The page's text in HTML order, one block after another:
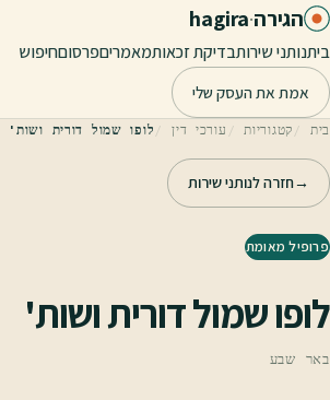
דלג לתוכן הראשי
הגירה·
hagira
ביתנותני שירותבדיקת זכאותמאמריםפרסוםחיפוש
אמת את העסק שלי
בית קטגוריות עורכי דין לופו שמול דורית ושות'
→חזרה לנותני שירות
פרופיל מאומת
לופו שמול דורית ושות'
באר שבע